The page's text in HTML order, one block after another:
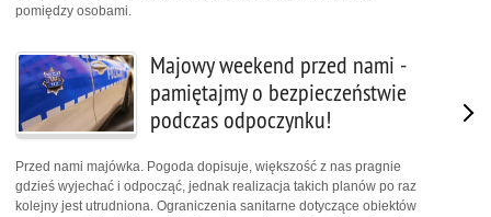
pomiędzy osobami.
Majowy weekend przed nami -
pamiętajmy o bezpieczeństwie
podczas odpoczynku!
Przed nami majówka. Pogoda dopisuje, większość z nas pragnie
gdzieś wyjechać i odpocząć, jednak realizacja takich planów po raz
kolejny jest utrudniona. Ograniczenia sanitarne dotyczące obiektów